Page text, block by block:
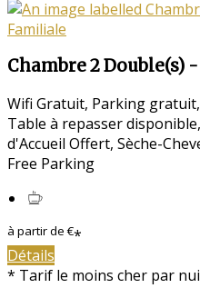
Chambre 2 Double(s)
Wifi Gratuit, Parking gratuit,
Table à repasser disponible,
d'Accueil Offert, Sèche-
Free Parking
à partir de €*
Détails
* Tarif le moins cher par